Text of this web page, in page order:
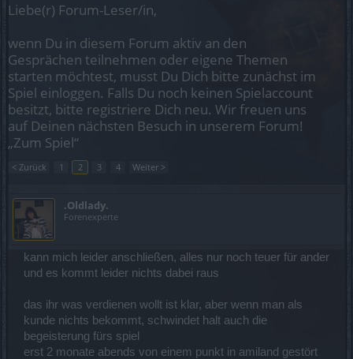
Liebe(r) Forum-Leser/in,
wenn Du in diesem Forum aktiv an den
Gesprächen teilnehmen oder eigene Themen
starten möchtest, musst Du Dich bitte zunächst im
Spiel einloggen. Falls Du noch keinen Spielaccount
besitzt, bitte registriere Dich neu. Wir freuen uns
auf Deinen nächsten Besuch in unserem Forum!
„Zum Spiel“
< Zurück 1 2 3 4 Weiter >
.Oldlady.
Forenexperte
kann mich leider anschließen, alles nur noch teuer für ander
und es kommt leider nichts dabei raus
das ihr was verdienen wollt ist klar, aber wenn man als
kunde nichts bekommt, schwindet halt auch die
begeisterung fürs spiel
erst 2 monate abends von einem punkt in amiland gestört